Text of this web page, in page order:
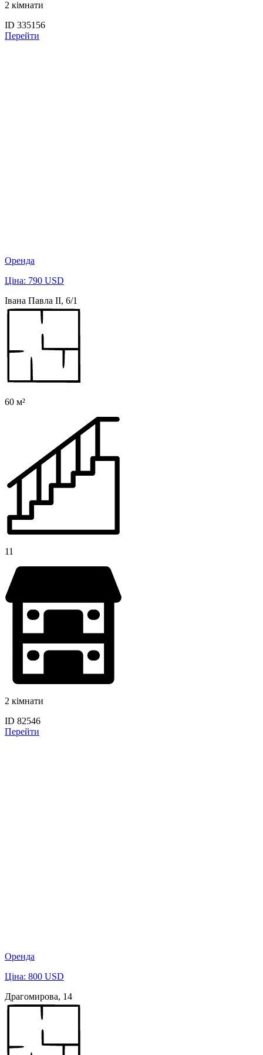
2 кімнати
ID 335156
Перейти
Оренда
Ціна: 790 USD
Івана Павла ІІ, 6/1
60 м²
11
2 кімнати
ID 82546
Перейти
Оренда
Ціна: 800 USD
Драгомирова, 14